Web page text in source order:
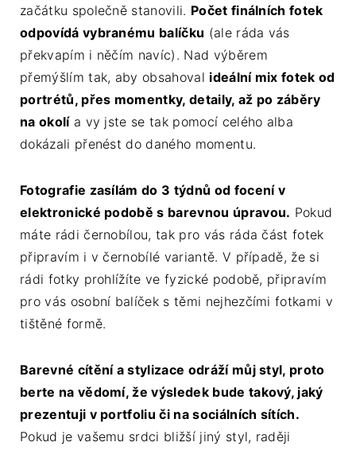
začátku společně stanovili. Počet finálních fotek
odpovídá vybranému balíčku (ale ráda vás
překvapím i něčím navíc). Nad výběrem
přemýšlím tak, aby obsahoval ideální mix fotek od
portrétů, přes momentky, detaily, až po záběry
na okolía vy jste se tak pomocí celého alba
dokázali přenést do daného momentu.
Fotografie zasílám do 3 týdnů od focení v
elektronické podobě s barevnou úpravou. Pokud
máte rádi černobílou, tak pro vás ráda část fotek
připravím i v černobílé variantě. V případě, že si
rádi fotky prohlížíte ve fyzické podobě, připravím
pro vás osobní balíček s těmi nejhezčími fotkami v
tištěné formě.
Barevné cítění a stylizace odráží můj styl, proto
berte na vědomí, že výsledek bude takový, jaký
prezentuji v portfoliu či na sociálních sítích.
Pokud je vašemu srdci bližší jiný styl, raději